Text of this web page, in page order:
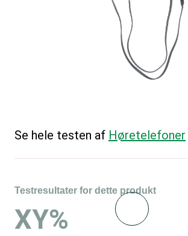
Se hele testen af Høretelefoner
Testresultater for dette produkt
XY%